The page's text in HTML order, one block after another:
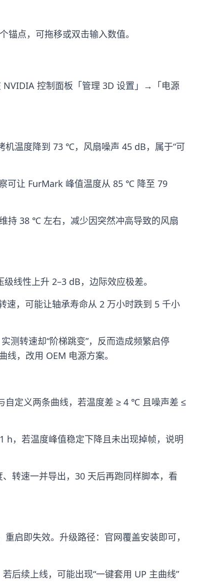
点，可拖移或双击输入数值。
NVIDIA 控制面板「管理 3D 设置」→「电源
温度降到 73 ℃，风扇噪声 45 dB，属于“可
可让 FurMark 峰值温度从 85 ℃ 降至 79
持 38 ℃ 左右，减少因突然冲高导致的风扇
线性上升 2–3 dB，边际效应极差。
，可能让轴承寿命从 2 万小时跌到 5 千小
测转速却“阶梯跳变”，反而造成频繁启停
，改用 OEM 电源方案。
自定义两条曲线，若温度差 ≥ 4 ℃ 且噪声差 ≤
h，若温度峰值稳定下降且未出现掉帧，说明
转速一并导出，30 天后再跑同样脚本，看
启即失效。升级路径：官网覆盖安装即可，
后续上线，可能出现“一键套用 UP 主曲线”